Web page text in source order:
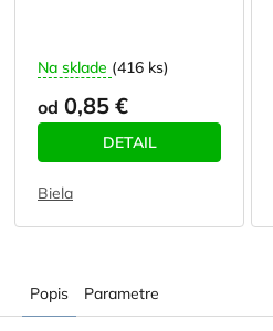
Na sklade (416 ks)
od 0,85 €
DETAIL
Biela
Popis Parametre